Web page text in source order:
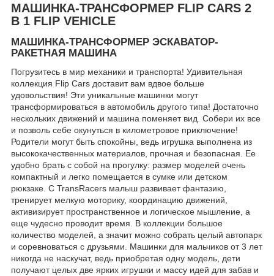
МАШИНКА-ТРАНСФОРМЕР FLIP CARS 2
В 1 FLIP VEHICLE
МАШИНКА-ТРАНСФОРМЕР ЭСКАВАТОР-
РАКЕТНАЯ МАШИНА
Погрузитесь в мир механики и транспорта! Удивительная
коллекция Flip Cars доставит вам вдвое больше
удовольствия! Эти уникальные машинки могут
трансформироваться в автомобиль другого типа! Достаточно
нескольких движений и машина поменяет вид. Собери их все
и позволь себе окунуться в километровое приключение!
Родители могут быть спокойны, ведь игрушка выполнена из
высококачественных материалов, прочная и безопасная. Ее
удобно брать с собой на прогулку: размер моделей очень
компактный и легко помещается в сумке или детском
рюкзаке. С TransRacers малыш развивает фантазию,
тренирует мелкую моторику, координацию движений,
активизирует пространственное и логическое мышление, а
еще чудесно проводит время. В коллекции большое
количество моделей, а значит можно собрать целый автопарк
и соревноваться с друзьями. Машинки для мальчиков от 3 лет
никогда не наскучат, ведь приобретая одну модель, дети
получают целых две ярких игрушки и массу идей для забав и